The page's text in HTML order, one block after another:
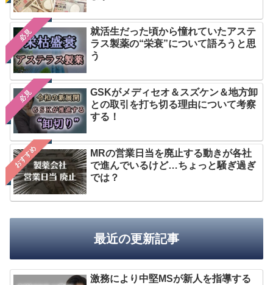
必見
就活生だった頃から憧れていたアステ
ラス製薬の“栄衰”について語ろうと思
う
必見
GSKがメディセオ＆スズケン＆地方卸
との取引を打ち切る理由について考察
する！
おすすめ
MRの営業日当を廃止する動きが各社
で進んでいるけど…ちょっと騒ぎ過ぎ
では？
最近の更新記事
激務により中堅MSが新人を指導する